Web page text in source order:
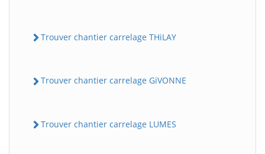
Trouver chantier carrelage THiLAY
Trouver chantier carrelage GiVONNE
Trouver chantier carrelage LUMES